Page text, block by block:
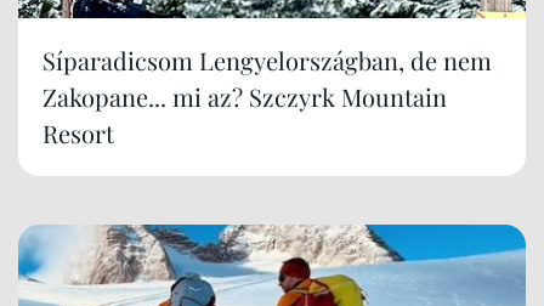
Síparadicsom Lengyelországban, de nem
Zakopane... mi az? Szczyrk Mountain
Resort